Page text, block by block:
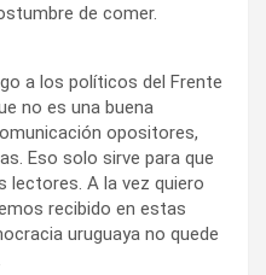
de comer.
a los políticos del Frente
no es una buena
opositores,
Eso solo sirve para que
lectores. A la vez quiero
recibido en estas
uruguaya no quede